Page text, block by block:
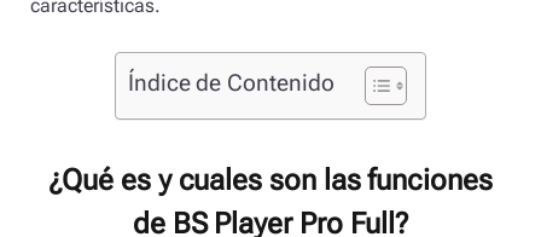
características.
Índice de Contenido
¿Qué es y cuales son las funciones
de BS Player Pro Full?